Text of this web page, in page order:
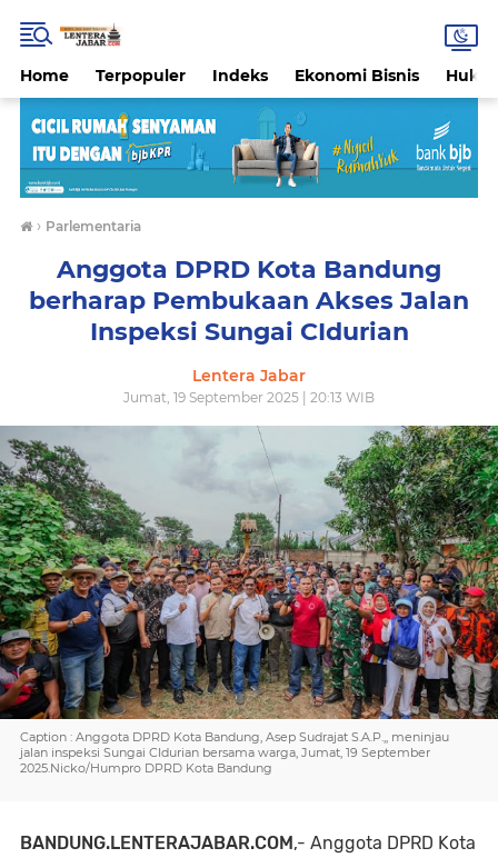
Home Terpopuler Indeks Ekonomi Bisnis
› Parlementaria
Anggota DPRD Kota Bandung
berharap Pembukaan Akses Jalan
Inspeksi Sungai CIdurian
Lentera Jabar
Jumat, 19 September 2025 | 20:13 WIB
Caption : Anggota DPRD Kota Bandung, Asep Sudrajat S.A.P.,, meninjau
jalan inspeksi Sungai CIdurian bersama warga, Jumat, 19 September
2025.Nicko/Humpro DPRD Kota Bandung
BANDUNG.LENTERAJABAR.COM,- Anggota DPRD Kota